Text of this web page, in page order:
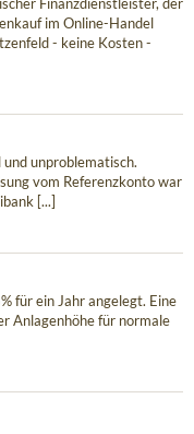
Finanzdienstleister, der
im Online-Handel
- keine Kosten -
unproblematisch.
vom Referenzkonto war
[...]
für ein Jahr angelegt. Eine
Anlagenhöhe für normale